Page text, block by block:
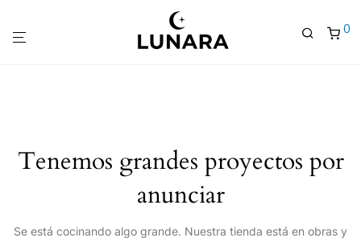
0
Tenemos grandes proyectos por
anunciar
Se está cocinando algo grande. Nuestra tienda está en obras y